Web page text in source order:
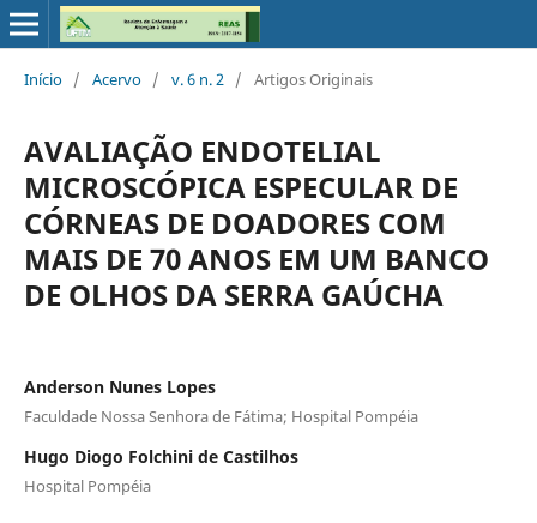
Início / Acervo / v. 6 n. 2 / Artigos Originais
AVALIAÇÃO ENDOTELIAL
MICROSCÓPICA ESPECULAR DE
CÓRNEAS DE DOADORES COM
MAIS DE 70 ANOS EM UM BANCO
DE OLHOS DA SERRA GAÚCHA
Anderson Nunes Lopes
Faculdade Nossa Senhora de Fátima; Hospital Pompéia
Hugo Diogo Folchini de Castilhos
Hospital Pompéia